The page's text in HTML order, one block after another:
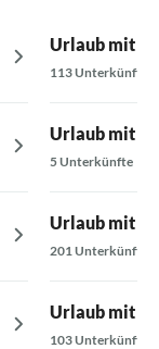
Urlaub mit
113 Unterkünfte
Urlaub mit
5 Unterkünfte
Urlaub mit
201 Unterkünfte
Urlaub mit
103 Unterkünfte